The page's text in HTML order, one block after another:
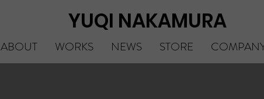
YUQI NAKAMURA
ABOUT WORKS NEWS STORE